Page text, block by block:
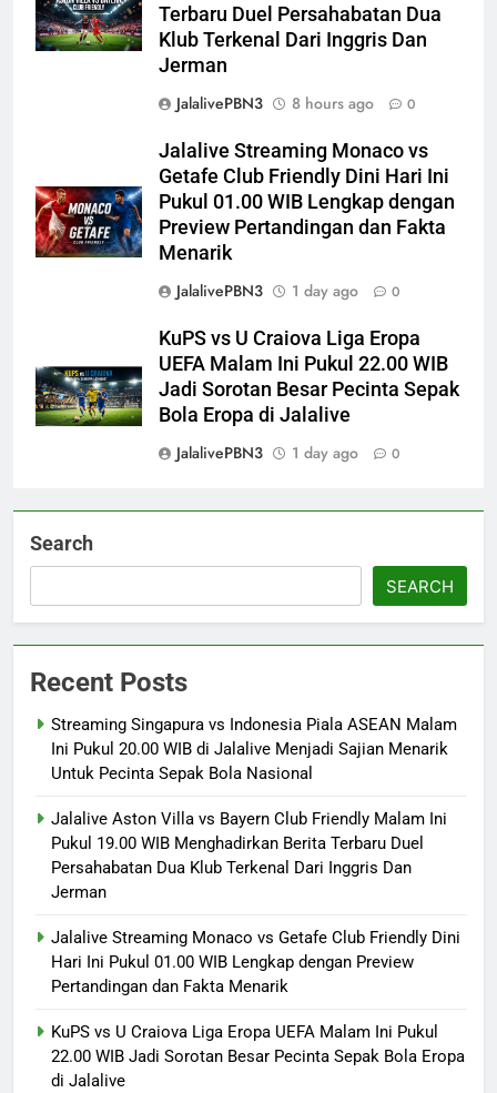
Terbaru Duel Persahabatan Dua
Klub Terkenal Dari Inggris Dan
Jerman
JalalivePBN3
8 hours ago 0
Jalalive Streaming Monaco vs
Getafe Club Friendly Dini Hari Ini
Pukul 01.00 WIB Lengkap dengan
Preview Pertandingan dan Fakta
Menarik
JalalivePBN3
1 day ago 0
KuPS vs U Craiova Liga Eropa
UEFA Malam Ini Pukul 22.00 WIB
Jadi Sorotan Besar Pecinta Sepak
Bola Eropa di Jalalive
JalalivePBN3
1 day ago 0
Search
SEARCH
Recent Posts
Streaming Singapura vs Indonesia Piala ASEAN Malam
Ini Pukul 20.00 WIB di Jalalive Menjadi Sajian Menarik
Untuk Pecinta Sepak Bola Nasional
Jalalive Aston Villa vs Bayern Club Friendly Malam Ini
Pukul 19.00 WIB Menghadirkan Berita Terbaru Duel
Persahabatan Dua Klub Terkenal Dari Inggris Dan
Jerman
Jalalive Streaming Monaco vs Getafe Club Friendly Dini
Hari Ini Pukul 01.00 WIB Lengkap dengan Preview
Pertandingan dan Fakta Menarik
KuPS vs U Craiova Liga Eropa UEFA Malam Ini Pukul
22.00 WIB Jadi Sorotan Besar Pecinta Sepak Bola Eropa
di Jalalive